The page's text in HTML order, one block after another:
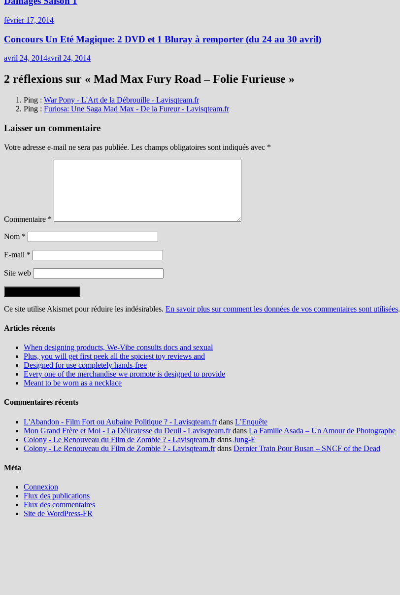
février 17, 2014
Concours Un Eté Magique: 2 DVD et 1 Bluray à remporter (du 24 au 30 avril)
avril 24, 2014avril 24, 2014
2 réflexions sur « Mad Max Fury Road – Folie Furieuse »
Ping : War Pony - L'Art de la Débrouille - Lavisqteam.fr
Ping : Furiosa: Une Saga Mad Max - De la Fureur - Lavisqteam.fr
Laisser un commentaire
Votre adresse e-mail ne sera pas publiée. Les champs obligatoires sont indiqués avec *
Commentaire *
Nom *
E-mail *
Site web
Ce site utilise Akismet pour réduire les indésirables. En savoir plus sur comment les données de vos commentaires sont utilisées.
Articles récents
When designing products, We-Vibe consults docs and sexual
Plus, you will get first peek all the spiciest toy reviews and
Designed for use completely hands-free
Every one of the merchandise we promote is designed to provide
Meant to be worn as a necklace
Commentaires récents
L'Abandon - Film Fort ou Aubaine Politique ? - Lavisqteam.frdans L’Enquête
Mon Grand Frère et Moi - La Délicatesse du Deuil - Lavisqteam.frdans La Famille Asada – Un Amour de Photographe
Colony - Le Renouveau du Film de Zombie ? - Lavisqteam.frdans Jung-E
Colony - Le Renouveau du Film de Zombie ? - Lavisqteam.frdans Dernier Train Pour Busan – SNCF of the Dead
Méta
Connexion
Flux des publications
Flux des commentaires
Site de WordPress-FR